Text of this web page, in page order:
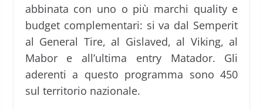
abbinata con uno o più marchi quality e
budget complementari: si va dal Semperit
al General Tire, al Gislaved, al Viking, al
Mabor e all’ultima entry Matador. Gli
aderenti a questo programma sono 450
sul territorio nazionale.